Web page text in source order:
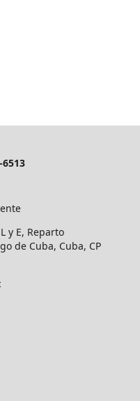
6513
y E, Reparto
de Cuba, Cuba, CP